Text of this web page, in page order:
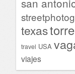
texas
travel USA
viajes